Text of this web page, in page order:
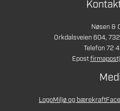
Nøsen &
Orkdalsveien 604,
Telefon 72
Epost
LogoMiljø og bærekraft